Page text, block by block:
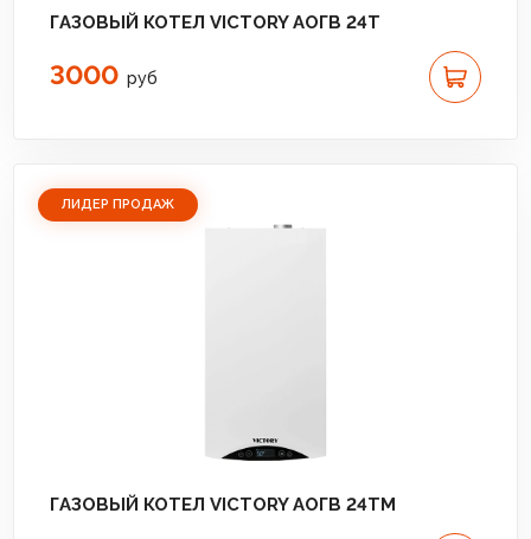
ГАЗОВЫЙ КОТЕЛ VICTORY АОГВ 24T
3000 руб
ЛИДЕР ПРОДАЖ
ГАЗОВЫЙ КОТЕЛ VICTORY АОГВ 24TM